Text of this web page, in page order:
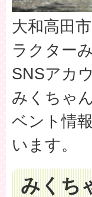
大和高田
ラクター
SNSアカ
みくちゃ
ベント情
います。
みくち